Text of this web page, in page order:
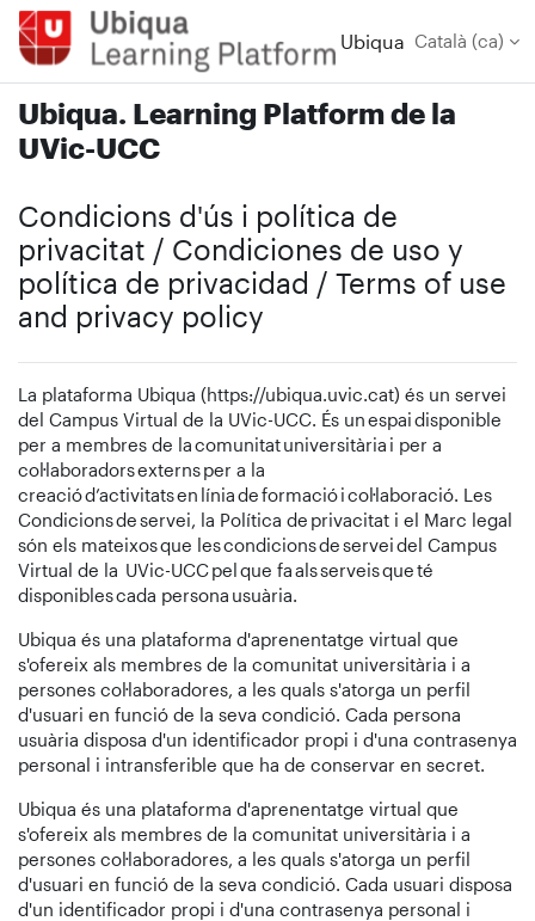
Ves al contingut principal
Ubiqua Català ‎(ca)‎
Ubiqua. Learning Platform de la
UVic-UCC
Condicions d'ús i política de
privacitat / Condiciones de uso y
política de privacidad / Terms of use
and privacy policy
La plataforma Ubiqua (https://ubiqua.uvic.cat) és un servei
del Campus Virtual de la UVic-UCC. És un espai disponible
per a membres de la comunitat universitària i per a
col·laboradors externs per a la
creació d’activitats en línia de formació i col·laboració. Les
Condicions de servei, la Política de privacitat i el Marc legal
són els mateixos que les condicions de servei del Campus
Virtual de la UVic-UCC pel que fa als serveis que té
disponibles cada persona usuària.
Ubiqua és una plataforma d'aprenentatge virtual que
s'ofereix als membres de la comunitat universitària i a
persones col·laboradores, a les quals s'atorga un perfil
d'usuari en funció de la seva condició. Cada persona
usuària disposa d'un identificador propi i d'una contrasenya
personal i intransferible que ha de conservar en secret.
Ubiqua és una plataforma d'aprenentatge virtual que
s'ofereix als membres de la comunitat universitària i a
persones col·laboradores, a les quals s'atorga un perfil
d'usuari en funció de la seva condició. Cada usuari disposa
d'un identificador propi i d'una contrasenya personal i